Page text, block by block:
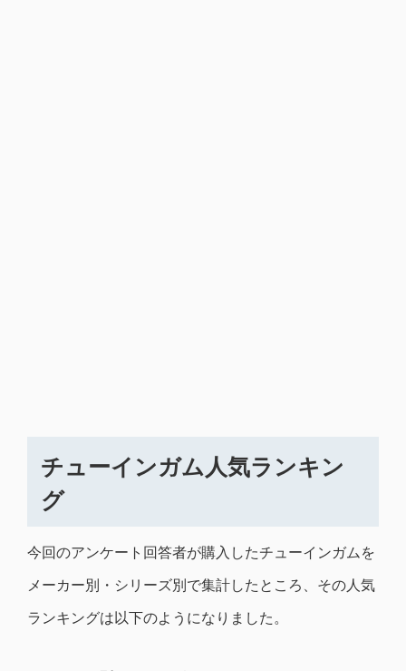
チューインガム人気ランキン
グ
今回のアンケート回答者が購入したチューインガムを
メーカー別・シリーズ別で集計したところ、その人気
ランキングは以下のようになりました。